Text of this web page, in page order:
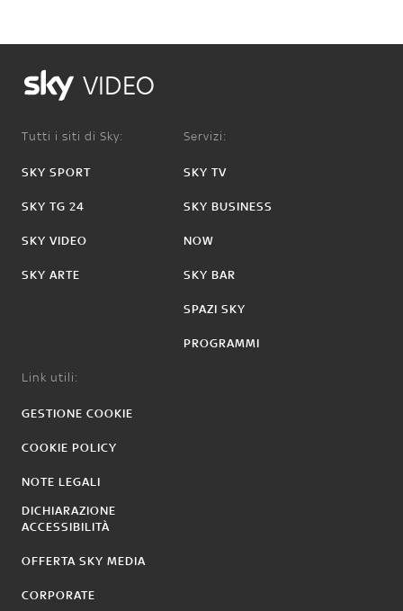
VIDEO
Tutti i siti di Sky:
SKY SPORT
SKY TG 24
SKY VIDEO
SKY ARTE
Servizi:
SKY TV
SKY BUSINESS
NOW
SKY BAR
SPAZI SKY
PROGRAMMI
Link utili:
GESTIONE COOKIE
COOKIE POLICY
NOTE LEGALI
DICHIARAZIONE
ACCESSIBILITÀ
OFFERTA SKY MEDIA
CORPORATE